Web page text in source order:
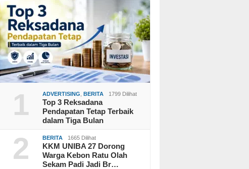
1 ADVERTISING ,BERITA 1799 Dilihat
Top 3 Reksadana
Pendapatan Tetap Terbaik
dalam Tiga Bulan
2 BERITA 1665 Dilihat
KKM UNIBA 27 Dorong
Warga Kebon Ratu Olah
Sekam Padi Jadi Br…